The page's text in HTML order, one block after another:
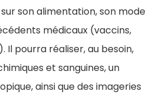
son alimentation, son mode
médicaux (vaccins,
Il pourra réaliser, au besoin,
et sanguines, un
ainsi que des imageries